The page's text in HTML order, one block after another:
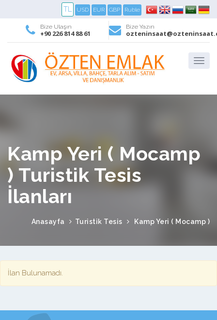
TL USD EUR GBP Ruble
Bize Ulaşın
+90 226 814 88 61
Bize Yazın
Kamp Yeri ( Mocamp
) Turistik Tesis
İlanları
Anasayfa Turistik Tesis Kamp Yeri ( Mocamp )
İlan Bulunamadı.